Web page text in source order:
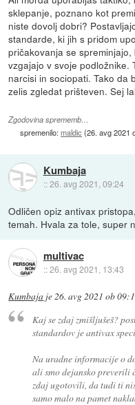
sklepanje, poznano kot
niste dovolj dobri?
standarde, ki jih s pridom
pričakovanja se
vzgajajo v svoje podložnike.
narcisi in sociopati. Tako da
zelis zgledat prišteven. Sej
Zgodovina sprememb…
spremenilo:maldic (26. avg 2021
Kumbaja
::26. avg 2021, 09:24
Odličen opiz antivax
temah. Hvala za tole, super
multivac
::26. avg 2021, 13:43
Kumbaja je26. avg 2021 ob
Kaj se zdaj zmišljušeš?
standardov je antivax
Na uradne informacije o
ali smo dejansko preverili
zdaj ugotovili, da tudi ti
samo malo na pamet